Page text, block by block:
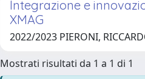
Integrazione e
XMAG
2022/2023 PIERONI,
Mostrati risultati da 1 a 1 di 1